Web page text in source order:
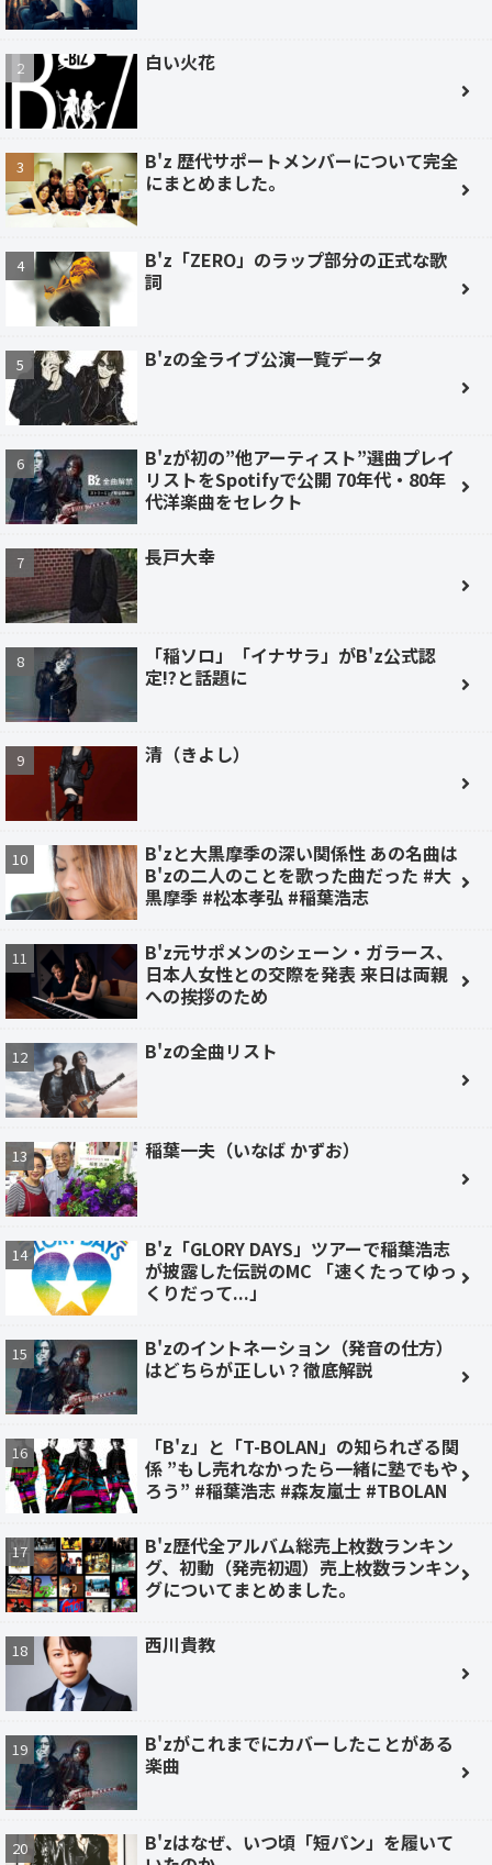
白い火花
B'z 歴代サポートメンバーについて完全
にまとめました。
B'z「ZERO」のラップ部分の正式な歌
詞
B'zの全ライブ公演一覧データ
B'zが初の”他アーティスト”選曲プレイ
リストをSpotifyで公開 70年代・80年
代洋楽曲をセレクト
長戸大幸
「稲ソロ」「イナサラ」がB'z公式認
定!?と話題に
清（きよし）
B'zと大黒摩季の深い関係性 あの名曲は
B'zの二人のことを歌った曲だった #大
黒摩季 #松本孝弘 #稲葉浩志
B'z元サポメンのシェーン・ガラース、
日本人女性との交際を発表 来日は両親
への挨拶のため
B'zの全曲リスト
稲葉一夫（いなば かずお）
B'z「GLORY DAYS」ツアーで稲葉浩志
が披露した伝説のMC 「速くたってゆっ
くりだって...」
B'zのイントネーション（発音の仕方）
はどちらが正しい？徹底解説
「B'z」と「T-BOLAN」の知られざる関
係 ”もし売れなかったら一緒に塾でもや
ろう” #稲葉浩志 #森友嵐士 #TBOLAN
B'z歴代全アルバム総売上枚数ランキン
グ、初動（発売初週）売上枚数ランキン
グについてまとめました。
西川貴教
B'zがこれまでにカバーしたことがある
楽曲
B'zはなぜ、いつ頃「短パン」を履いて